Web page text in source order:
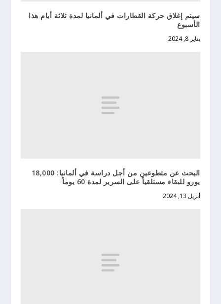
سيتم إغلاق حركة القطارات في ألمانيا لمدة ثلاثة أيام هذا
الأسبوع
يناير 8, 2024
البحث عن متطوعين من أجل دراسة في ألمانيا: 18,000
يورو للبقاء مستلقياً على السرير لمدة 60 يوماً
أبريل 13, 2024